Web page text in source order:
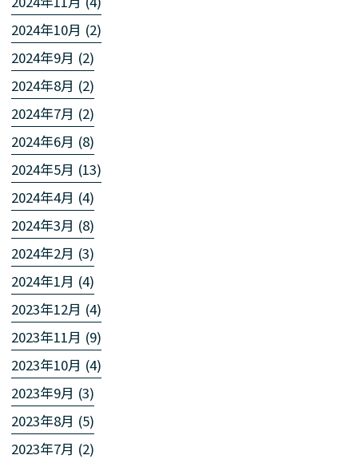
2024年10月 (2)
2024年9月 (2)
2024年8月 (2)
2024年7月 (2)
2024年6月 (8)
2024年5月 (13)
2024年4月 (4)
2024年3月 (8)
2024年2月 (3)
2024年1月 (4)
2023年12月 (4)
2023年11月 (9)
2023年10月 (4)
2023年9月 (3)
2023年8月 (5)
2023年7月 (2)